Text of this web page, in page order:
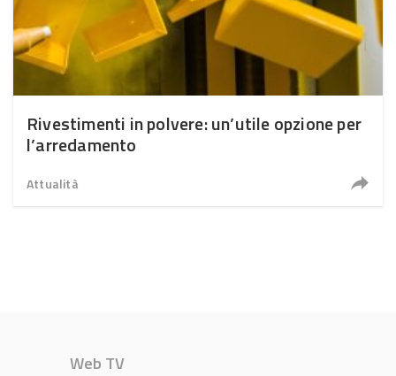
Rivestimenti in polvere: un’utile opzione per
l’arredamento
Attualità
Web TV